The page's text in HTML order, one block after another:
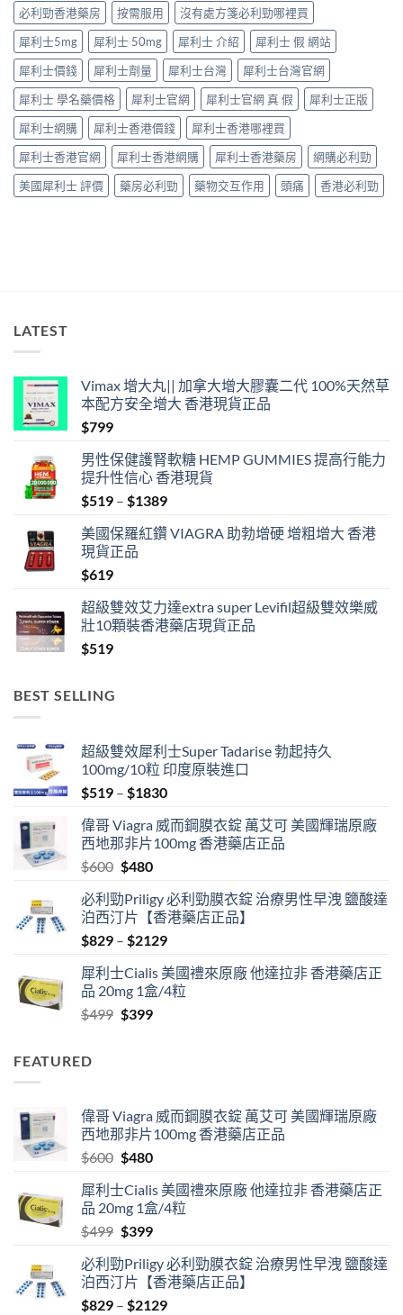
讀〉
中
ED
唔
係
「壞
咗」，
係
心
因
型〉
中
咩
後
果
要
知！〉
中
必利勁香港藥房 按需服用
沒有處方箋必利勁哪裡買
犀利士5mg
犀利士 50mg 犀利士 介紹
犀利士 假 網站
犀利士價錢
犀利士劑量 犀利士台灣
犀利士台灣官網
犀利士 學名藥價格
犀利士官網 犀利士官網 真 假
犀利士正版
犀利士網購
犀利士香港價錢
犀利士香港哪裡買
犀利士香港官網
犀利士香港網購 犀利士香港藥房
網購必利勁
美國犀利士 評價
藥房必利勁 藥物交互作用 頭痛 香港必利勁
LATEST
Vimax 增大丸|| 加拿大增大膠囊二代 100%天然草
本配方安全增大 香港現貨正品
$799
男性保健護腎軟糖 HEMP GUMMIES 提高行能力
提升性信心 香港現貨
$519 – $1389Price
$519
美國保羅紅鑽 VIAGRA 助勃增硬 增粗增大 香港
現貨正品
$619
超級雙效艾力達extra super Levifil超級雙效樂威
壯10顆裝香港藥店現貨正品
$519
BEST SELLING
超級雙效犀利士Super Tadarise 勃起持久
100mg/10粒 印度原裝進口
$519 – $1830Price
$519
through
偉哥 Viagra 威而鋼膜衣錠 萬艾可 美國輝瑞原廠
西地那非片100mg 香港藥店正品
$600 Original
was:
$600.
$480Current
is:
$480.
必利勁Priligy 必利勁膜衣錠 治療男性早洩 鹽酸達
泊西汀片【香港藥店正品】
$829 – $2129Price
$829
through
犀利士Cialis 美國禮來原廠 他達拉非 香港藥店正
品 20mg 1盒/4粒
$499 Original
$399Current
FEATURED
偉哥 Viagra 威而鋼膜衣錠 萬艾可 美國輝瑞原廠
西地那非片100mg 香港藥店正品
$600 Original
was:
$600.
$480Current
is:
$480.
犀利士Cialis 美國禮來原廠 他達拉非 香港藥店正
品 20mg 1盒/4粒
$499 Original
was:
$499.
$399Current
is:
$399.
必利勁Priligy 必利勁膜衣錠 治療男性早洩 鹽酸達
泊西汀片【香港藥店正品】
$829 – $2129Price